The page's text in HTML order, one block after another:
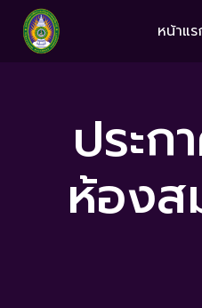
หน้าแ
ประก
ห้องส